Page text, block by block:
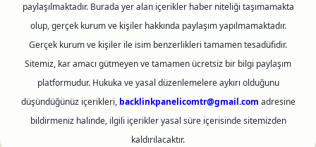
paylaşılmaktadır. Burada yer alan içerikler haber niteliği taşımamakta
olup, gerçek kurum ve kişiler hakkında paylaşım yapılmamaktadır.
Gerçek kurum ve kişiler ile isim benzerlikleri tamamen tesadüfidir.
Sitemiz, kar amacı gütmeyen ve tamamen ücretsiz bir bilgi paylaşım
platformudur. Hukuka ve yasal düzenlemelere aykırı olduğunu
düşündüğünüz içerikleri, backlinkpanelicomtr@gmail.com adresine
bildirmeniz halinde, ilgili içerikler yasal süre içerisinde sitemizden
kaldırılacaktır.